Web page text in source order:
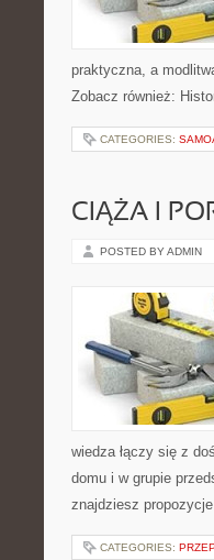
praktyczna, a
Zobacz również:
CATEGORIES:
CIĄŻA I
POSTED BY ADMIN
wiedza łączy się z
domu i w grupie
znajdziesz
CATEGORIES: